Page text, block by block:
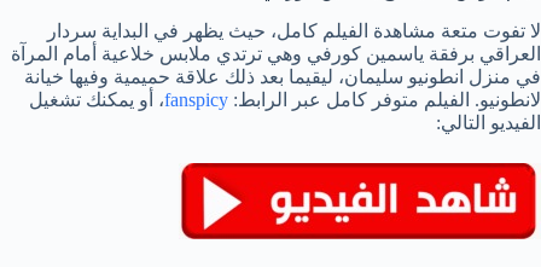
لا تفوت متعة مشاهدة الفيلم كامل، حيث يظهر في البداية سردار
العراقي برفقة ياسمين كورفي وهي ترتدي ملابس خلاعية أمام المرآة
في منزل انطونيو سليمان، ليقيما بعد ذلك علاقة حميمية وفيها خيانة
لانطونيو. الفيلم متوفر كامل عبر الرابط: fanspicy، أو يمكنك تشغيل
الفيديو التالي: